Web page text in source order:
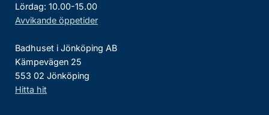
Lördag: 10.00-15.00
Avvikande öppetider
Badhuset i Jönköping AB
Kämpevägen 25
553 02 Jönköping
Hitta hit